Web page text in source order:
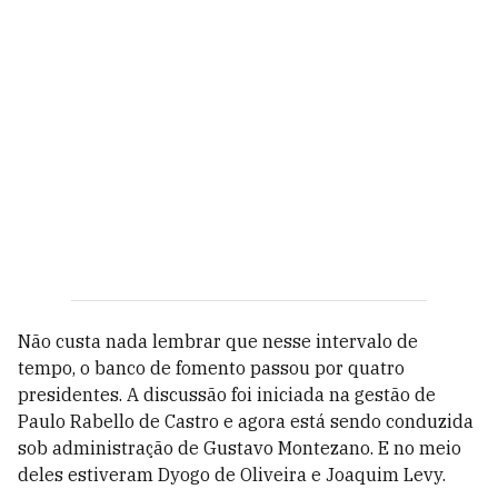
Não custa nada lembrar que nesse intervalo de
tempo, o banco de fomento passou por quatro
presidentes. A discussão foi iniciada na gestão de
Paulo Rabello de Castro e agora está sendo conduzida
sob administração de Gustavo Montezano. E no meio
deles estiveram Dyogo de Oliveira e Joaquim Levy.